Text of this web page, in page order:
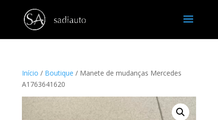
Início / Boutique / Manete de mudanças Mercedes
A1763641620